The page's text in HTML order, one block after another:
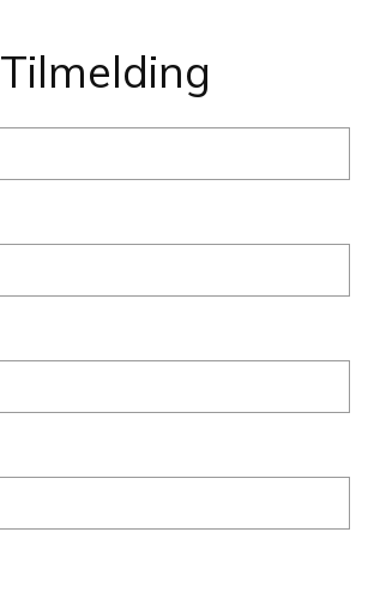
Tilmelding